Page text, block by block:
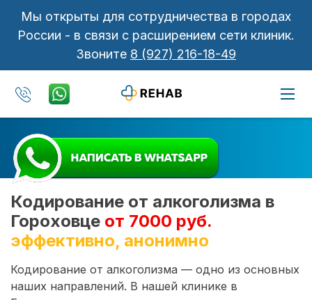
Мы открыты для сотрудничества в городах
России - в связи с расширением сети клиник.
Звоните 8 (927) 216-18-49
Кодирование от алкоголизма в
Гороховце от 7000 руб.
эффективно, анонимно
Кодирование от алкоголизма — одно из основных
наших направлений. В нашей клинике в